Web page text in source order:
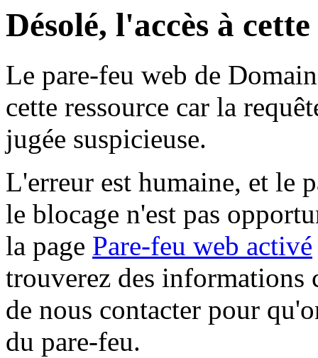
Désolé, l'accès à
Le pare-feu web de
cette ressource car la
jugée suspicieuse.
L'erreur est humaine, et le
le blocage n'est pas
la page Pare-feu web activé
trouverez des informations
de nous contacter pour
du pare-feu.